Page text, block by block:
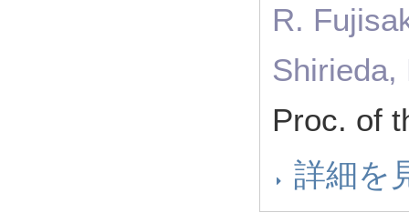
R.
Shirieda,
Proc. of
詳細を